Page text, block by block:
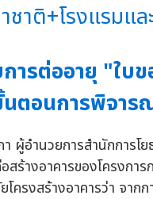
ชาติ+โรงแรมแ
รต่ออายุ "ใบ
ตอนการพิจาร
ผู้อำนวยการสำนักการ
ร้างอาคารของโครงกา
โครงสร้างอาคารว่า จ